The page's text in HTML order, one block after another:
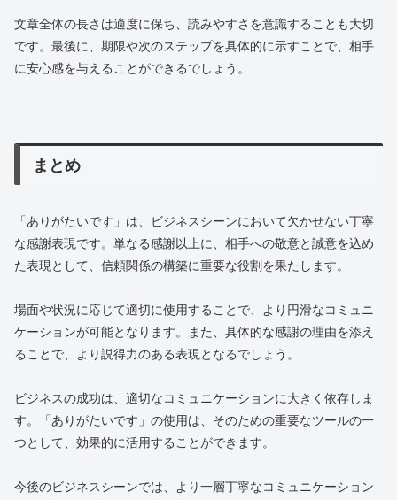
文章全体の長さは適度に保ち、読みやすさを意識することも大切
です。最後に、期限や次のステップを具体的に示すことで、相手
に安心感を与えることができるでしょう。
まとめ
「ありがたいです」は、ビジネスシーンにおいて欠かせない丁寧
な感謝表現です。単なる感謝以上に、相手への敬意と誠意を込め
た表現として、信頼関係の構築に重要な役割を果たします。
場面や状況に応じて適切に使用することで、より円滑なコミュニ
ケーションが可能となります。また、具体的な感謝の理由を添え
ることで、より説得力のある表現となるでしょう。
ビジネスの成功は、適切なコミュニケーションに大きく依存しま
す。「ありがたいです」の使用は、そのための重要なツールの一
つとして、効果的に活用することができます。
今後のビジネスシーンでは、より一層丁寧なコミュニケーション